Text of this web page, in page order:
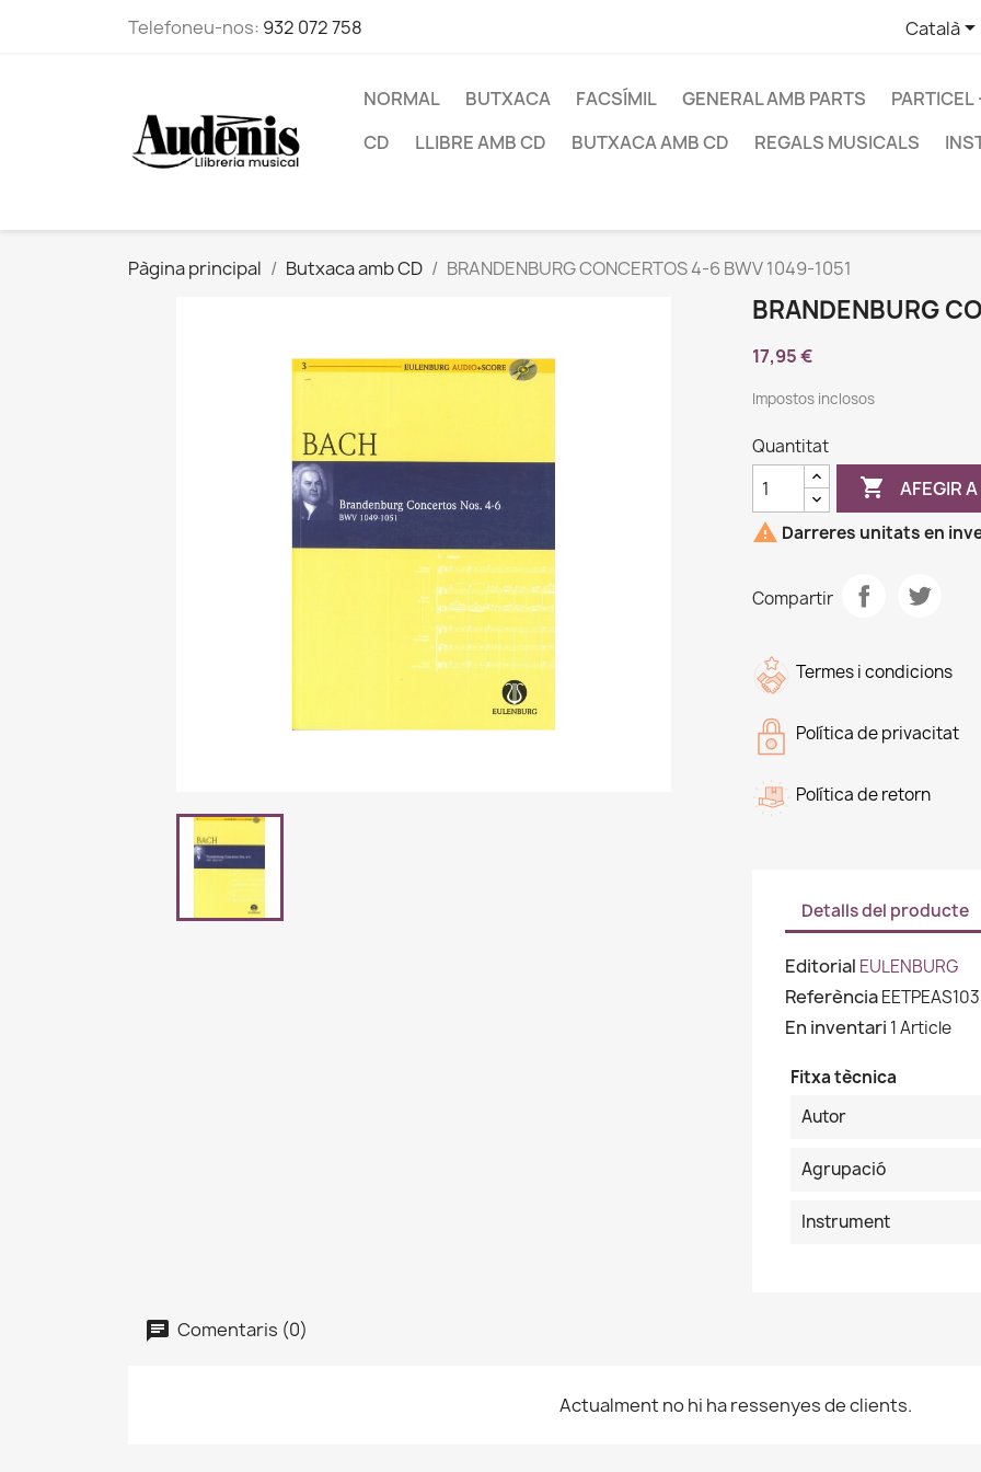
Telefoneu-nos: 932 072 758 Català
NORMAL BUTXACA FACSÍMIL GENERAL AMB PARTS
CD
LLIBRE AMB CD BUTXACA AMB CD REGALS MUSICALS
Pàgina principal Butxaca amb CD BRANDENBURG CONCERTOS 4-6 BWV 1049-1051
BRANDENBURG
17,95 €
Impostos inclosos
Quantitat
 AFEGIR
 Darreres unitats en
Compartir
Termes i condicions
Política de privacitat
Política de retorn
Detalls del producte
Editorial EULENBURG
ReferènciaEETPEAS103
En inventari 1 Article
Fitxa tècnica
Autor
Agrupació
Instrument
Comentaris (0)
Actualment no hi ha ressenyes de clients.